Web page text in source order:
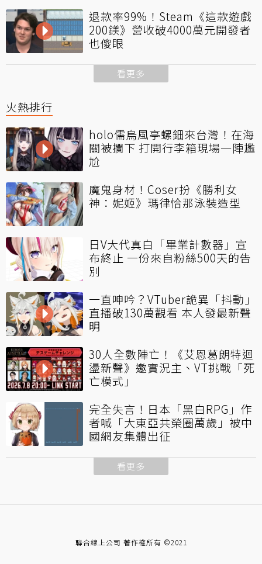
退款率99%！Steam《這款遊戲
200鎂》營收破4000萬元開發者
也傻眼
看更多
火熱排行
holo儒烏風亭螺鈿來台灣！在海
關被攔下 打開行李箱現場一陣尷
尬
魔鬼身材！Coser扮《勝利女
神：妮姬》瑪律恰那泳裝造型
日V大代真白「畢業計數器」宣
布終止 一份來自粉絲500天的告
別
一直呻吟？VTuber詭異「抖動」
直播破130萬觀看 本人發最新聲
明
30人全數陣亡！《艾恩葛朗特迴
盪新聲》邀實況主、VT挑戰「死
亡模式」
完全失言！日本「黑白RPG」作
者喊「大東亞共榮圈萬歲」被中
國網友集體出征
看更多
聯合線上公司 著作權所有 ©2021